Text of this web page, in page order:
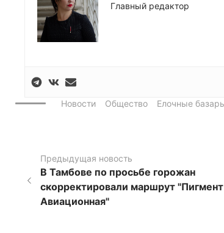
Главный редактор
Новости Общество Елочные
Предыдущая новость
В Тамбове по просьбе горожан
скорректировали маршрут "Пигмент
Авиационная"